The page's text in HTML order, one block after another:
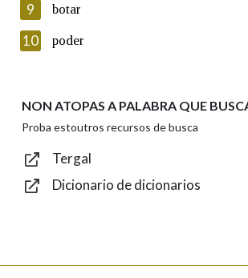
Texto de verificación
Enviar
9 botar
10 poder
NON ATOPAS A PALABRA QUE
Proba estoutros recursos de busca
Tergal
Dicionario de dicionarios